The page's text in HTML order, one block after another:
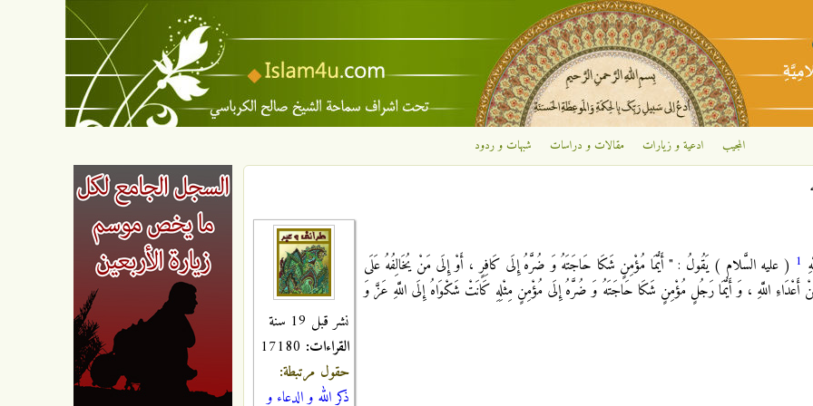
تجاوز إلى المحتوى الرئيسي
المجيب ادعية و زيارات مقالات و دراسات شبهات و ردود
نشر قبل 19 سنة
القراءات:
حقول مرتبطة:
ذكر الله و الدعاء و
1 ( عليه السَّلام ) يَقُولُ : " أَيُّمَا مُؤْمِنٍ شَكَا حَاجَتَهُ وَ ضُرَّهُ إِلَى كَافِرٍ ، أَوْ إِلَى مَنْ يُخَالِفُهُ عَلَى
أَعْدَاءِ اللَّهِ ، وَ أَيُّمَا رَجُلٍ مُؤْمِنٍ شَكَا حَاجَتَهُ وَ ضُرَّهُ إِلَى مُؤْمِنٍ مِثْلِهِ كَانَتْ شَكْوَاهُ إِلَى اللَّهِ عَزَّ وَ